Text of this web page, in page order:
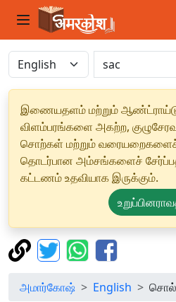
இணையதளம் மற்றும் ஆண்ட்ராய்டு
விளம்பரங்களை அகற்ற,
சொற்கள் மற்றும் வரையறைகளைச்
தொடர்பான அம்சங்களைச்
கட்டணம் உதவியாக இருக்கும்.
அமார்கோஷ் English சொல்